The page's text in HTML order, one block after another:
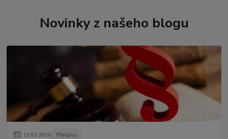
Novinky z našeho blogu
13.03.2026 Předpisy